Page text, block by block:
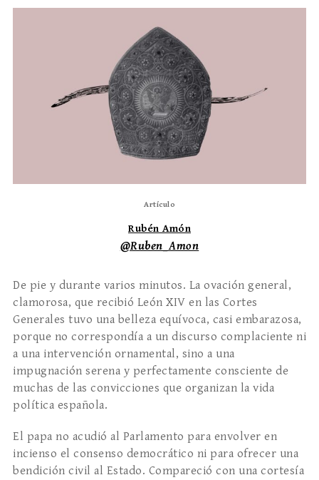
Artículo
Rubén Amón
@Ruben_Amon
De pie y durante varios minutos. La ovación general,
clamorosa, que recibió León XIV en las Cortes
Generales tuvo una belleza equívoca, casi embarazosa,
porque no correspondía a un discurso complaciente ni
a una intervención ornamental, sino a una
impugnación serena y perfectamente consciente de
muchas de las convicciones que organizan la vida
política española.
El papa no acudió al Parlamento para envolver en
incienso el consenso democrático ni para ofrecer una
bendición civil al Estado. Compareció con una cortesía